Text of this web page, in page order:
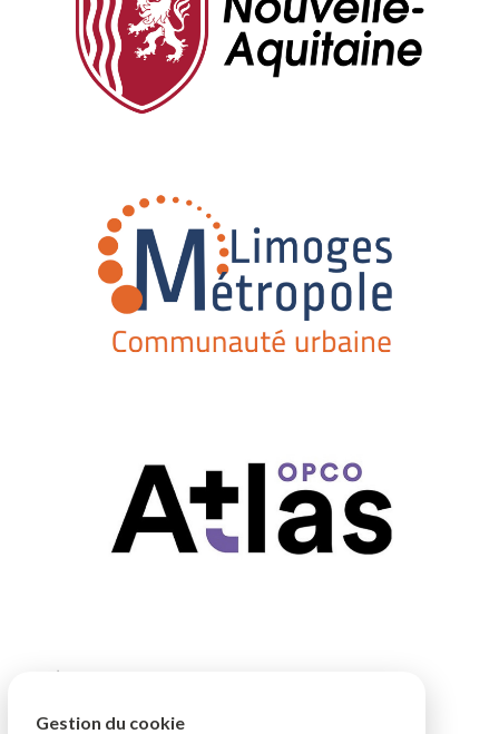
Gestion du cookie